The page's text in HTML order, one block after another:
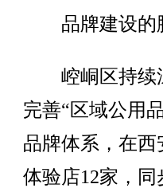
品牌建设的脚
崆峒区持续深
完善“区域公用
品牌体系，在
体验店12家，